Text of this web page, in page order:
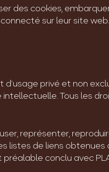
des cookies,
sur leur site web.
privé et non
Tous les
représenter,
de liens
conclu avec